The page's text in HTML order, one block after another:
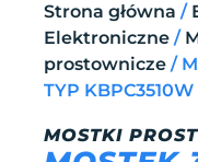
Strona główna /
Elektroniczne /
prostownicze /
TYP KBPC3510W
MOSTKI